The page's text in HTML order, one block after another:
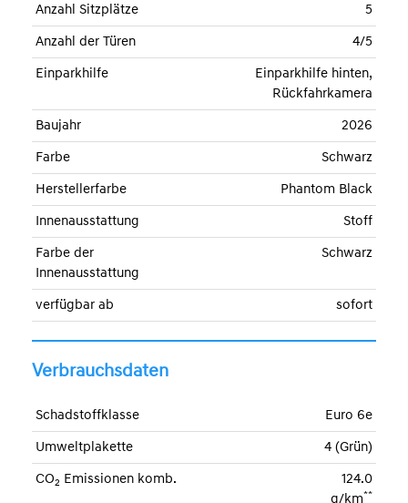
Anzahl Sitzplätze
5
Anzahl der Türen
4/5
Einparkhilfe
Einparkhilfe hinten,
Rückfahrkamera
Baujahr
2026
Farbe
Schwarz
Herstellerfarbe
Phantom Black
Innenausstattung
Stoff
Farbe der
Innenausstattung
Schwarz
verfügbar ab sofort
Verbrauchsdaten
Schadstoffklasse
Euro 6e
Umweltplakette
4 (Grün)
CO2 Emissionen komb.
124.0
g/km**